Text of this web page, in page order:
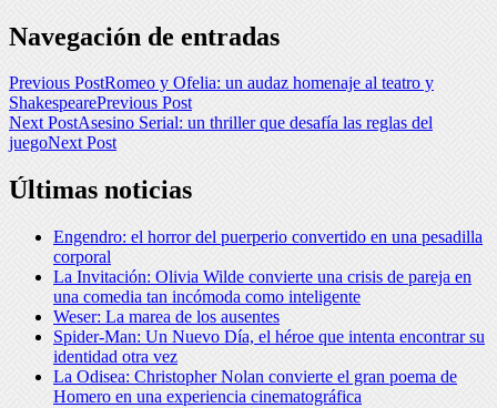
Navegación de entradas
Previous PostRomeo y Ofelia: un audaz homenaje al teatro y
ShakespearePrevious Post
Next PostAsesino Serial: un thriller que desafía las reglas del
juegoNext Post
Últimas noticias
Engendro: el horror del puerperio convertido en una pesadilla
corporal
La Invitación: Olivia Wilde convierte una crisis de pareja en
una comedia tan incómoda como inteligente
Weser: La marea de los ausentes
Spider-Man: Un Nuevo Día, el héroe que intenta encontrar su
identidad otra vez
La Odisea: Christopher Nolan convierte el gran poema de
Homero en una experiencia cinematográfica